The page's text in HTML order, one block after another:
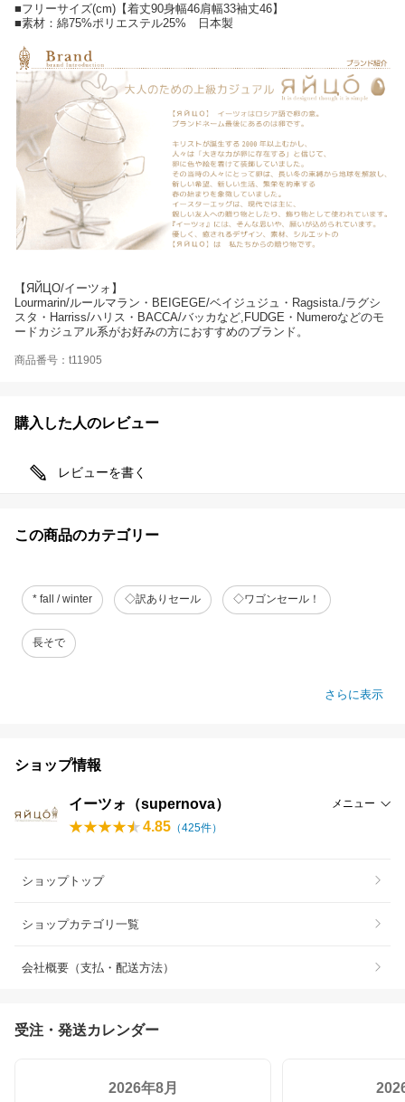
■フリーサイズ(cm)【着丈90身幅46肩幅33袖丈46】
■素材：綿75%ポリエステル25% 日本製
【ЯЙЦО/イーツォ】
Lourmarin/ルールマラン・BEIGEGE/ベイジュジュ・Ragsista./ラグシ
スタ・Harriss/ハリス・BACCA/バッカなど,FUDGE・Numeroなどのモ
ードカジュアル系がお好みの方におすすめのブランド。
商品番号：t11905
購入した人のレビュー
レビューを書く
この商品のカテゴリー
* fall / winter ◇訳ありセール ◇ワゴンセール！
長そで
さらに表示
ショップ情報
イーツォ（supernova） メニュー
4.85 （425件）
ショップトップ
ショップカテゴリ一覧
会社概要（支払・配送方法）
受注・発送カレンダー
2026年8月